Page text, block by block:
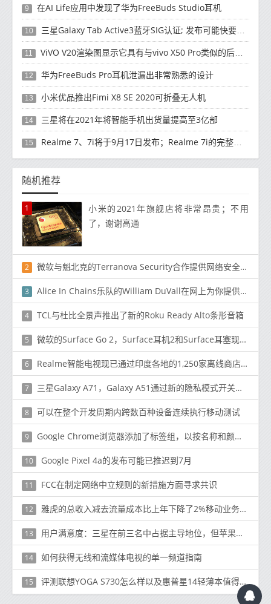
9 在AI Life应用中发现了华为FreeBuds Studio耳机
10 三星Galaxy Tab Active3蓝牙SIG认证; 发布可能快要结束了
11 ViVO V20渲染图显示它具有与vivo X50 Pro类似的后部设计
12 华为FreeBuds Pro耳机泄漏出非常熟悉的设计
13 小米优品推出Fimi X8 SE 2020可折叠无人机
14 三星将在2021年将智能手机出货量提高至3亿部
15 Realme 7、7i将于9月17日发布；Realme 7i的完整规格并导致泄漏
随机推荐
1
小米的2021年旗舰店将非常昂贵；不用
了，谢谢高通
2 微软与魁北克的Terranova Security合作提供网络安全培训
3 Alice In Chains乐队的William DuVall在网上为你提供了一套免费的音响设备
4 TCL与杜比全景声推出了新的Roku Ready Alto条形音箱
5 微软的Surface Go 2，Surface耳机2和Surface耳塞现已上市
6 Realme智能电视现已通过印度各地的1,250家离线商店提供
7 三星Galaxy A71，Galaxy A51通过新的隐私模式开关获得AltZLife更新
8 可以在整个开发周期内跨数百种设备连续执行移动测试
9 Google Chrome浏览器添加了标签组，以按名称和颜色组织标签
10 Google Pixel 4a的发布可能已推迟到7月
11 FCC在制定网络中立规则的新措施方面寻求共识
12 雅虎的总收入减去流量成本比上年下降了2%移动业务收入总计2.54亿美元
13 用户满意度：三星在前三名中占据主导地位，但苹果在总排名中名列第三
14 如何获得无线和流媒体电视的单一频道指南
15 评测联想YOGA S730怎么样以及惠普星14轻薄本值得入手吗